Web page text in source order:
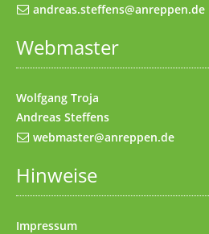
andreas.steffens@anreppen.de
Webmaster
Wolfgang Troja
Andreas Steffens
webmaster@anreppen.de
Hinweise
Impressum